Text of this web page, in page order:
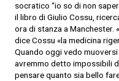
socratico “io so di non
il libro di Giulio Cossu,
ora di stanza a Manchester.
dice Cossu «la medicina
Quando oggi vedo
avremmo detto impossibili
pensare quanto sia bello